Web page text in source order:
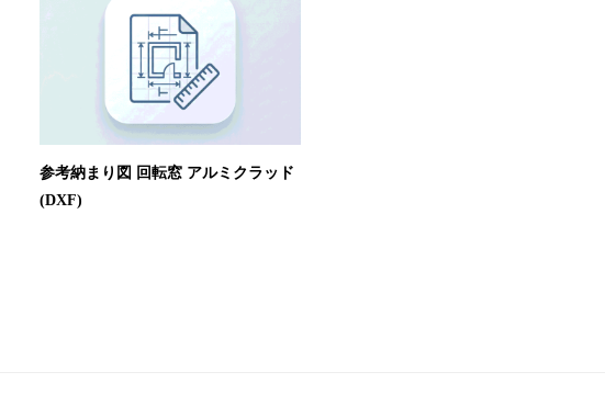
参考納まり図 回転窓 アルミクラッド
(DXF)